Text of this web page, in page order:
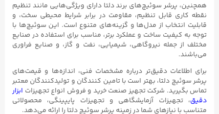
همچنین، پرشر سوئیچ‌های برند دلتا دارای ویژگی‌هایی مانند تنظیم
نقطه کاری قابل تنظیم، مقاومت در برابر شرایط محیطی سخت، و
قابلیت انتخاب از مدل‌ها و گزینه‌های متنوع است. این سوئیچ‌ها با
توجه به کیفیت ساخت و عملکرد برتر، مناسب برای استفاده در صنایع
مختلف از جمله نیروگاهی، شیمیایی، نفت و گاز، و صنایع فراوری
می‌باشند.
برای اطلاعات دقیق‌تر درباره مشخصات فنی، اندازه‌ها و قیمت‌های
پرشر سوئیچ دلتا، بهتر است با تامین کنندگان و تولیدکنندگان معتبر
تماس بگیرید. شرکت تجهیز صنعت خرید و فروش انواع تجهیزات ابزار
دقیق، تجهیزات آزمایشگاهی و تجهیزات پایپینگی، محصولاتی
متناسب با نیازهای شما در زمینه پرشر سوئیچ دلتا را ارائه می‌دهد.